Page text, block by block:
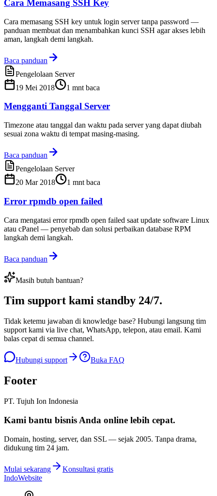
Cara Memasang SSH Key
Cara memasang SSH key untuk login server tanpa password —
panduan membuat dan menambahkan kunci SSH agar akses lebih
aman, langkah demi langkah.
Baca panduan
Pengelolaan Server
19 Mei 2018
1 mnt baca
Mengganti Tanggal Server
Timezone atau tanggal dan waktu pada server yang dapat diubah
sesuai zona waktu di tempat masing-masing.
Baca panduan
Pengelolaan Server
20 Mar 2018
1 mnt baca
Error rpmdb open failed
Cara mengatasi error rpmdb open failed saat update software Linux
atau cPanel — penyebab dan solusi perbaikan database RPM
langkah demi langkah.
Baca panduan
Masih butuh bantuan?
Tim support kami standby 24/7.
Tidak ketemu jawaban di knowledge base? Hubungi langsung tim
support kami via live chat, WhatsApp, telepon, atau email. Kami
balas cepat di semua channel.
Hubungi support Buka FAQ
Footer
PT. Tujuh Ion Indonesia
Kami bantu bisnis Anda online lebih cepat.
Domain, hosting, server, dan SSL — sejak 2005. Tanpa drama,
didukung tim 24 jam.
Mulai sekarang
Konsultasi gratis
IndoWebsite